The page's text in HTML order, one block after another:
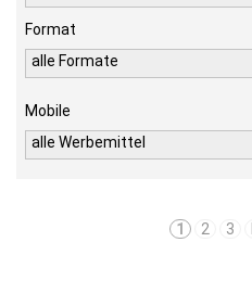
Format
alle Formate
Mobile
alle Werbemittel
1 2 3